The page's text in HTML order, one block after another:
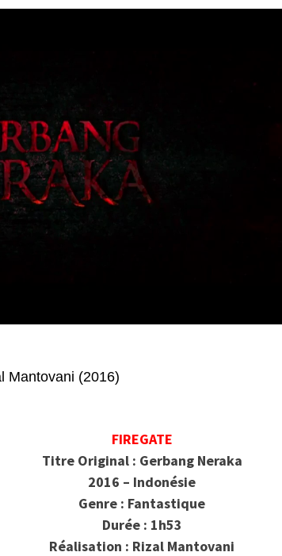
Mantovani (2016)
FIREGATE
Titre Original : Gerbang Neraka
2016 – Indonésie
Genre : Fantastique
Durée : 1h53
Réalisation : Rizal Mantovani